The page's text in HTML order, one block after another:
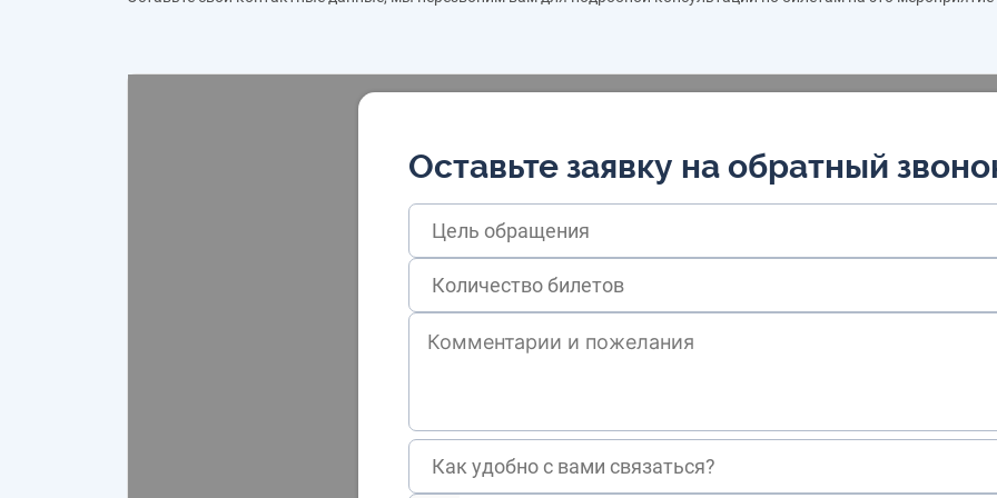
Оставьте заявку на обратный
Цель обращения
Как удобно с вами связаться?